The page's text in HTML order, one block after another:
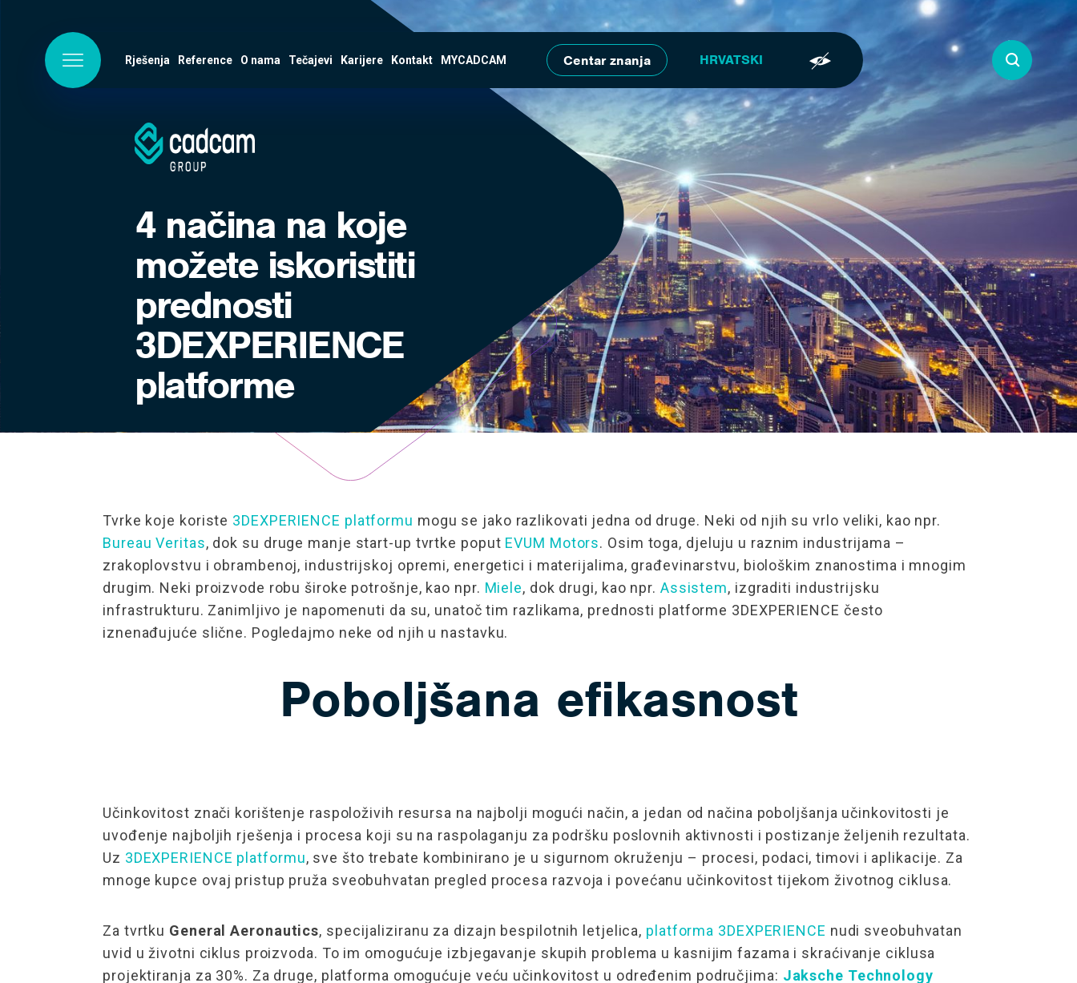
Skip to main content
Rješenja Reference O nama Tečajevi Karijere Kontakt MYCADCAM Centar znanja
4 načina na koje
možete iskoristiti
prednosti
3DEXPERIENCE
platforme
Tvrke koje koriste 3DEXPERIENCE platformu mogu se jako razlikovati jedna od druge. Neki od njih su vrlo veliki, kao npr.
Bureau Veritas, dok su druge manje start-up tvrtke poput EVUM Motors. Osim toga, djeluju u raznim industrijama –
zrakoplovstvu i obrambenoj, industrijskoj opremi, energetici i materijalima, građevinarstvu, biološkim znanostima i mnogim
drugim. Neki proizvode robu široke potrošnje, kao npr. Miele, dok drugi, kao npr. Assistem, izgraditi industrijsku
infrastrukturu. Zanimljivo je napomenuti da su, unatoč tim razlikama, prednosti platforme 3DEXPERIENCE često
iznenađujuće slične. Pogledajmo neke od njih u nastavku.
Poboljšana efikasnost
Učinkovitost znači korištenje raspoloživih resursa na najbolji mogući način, a jedan od načina poboljšanja učinkovitosti je
uvođenje najboljih rješenja i procesa koji su na raspolaganju za podršku poslovnih aktivnosti i postizanje željenih rezultata.
Uz 3DEXPERIENCE platformu, sve što trebate kombinirano je u sigurnom okruženju – procesi, podaci, timovi i aplikacije. Za
mnoge kupce ovaj pristup pruža sveobuhvatan pregled procesa razvoja i povećanu učinkovitost tijekom životnog ciklusa.
Za tvrtku General Aeronautics, specijaliziranu za dizajn bespilotnih letjelica, platforma 3DEXPERIENCE nudi sveobuhvatan
uvid u životni ciklus proizvoda. To im omogućuje izbjegavanje skupih problema u kasnijim fazama i skraćivanje ciklusa
projektiranja za 30%. Za druge, platforma omogućuje veću učinkovitost u određenim područjima: Jaksche Technology